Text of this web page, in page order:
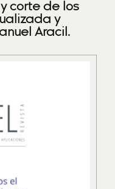
corte de los
y
Aracil.